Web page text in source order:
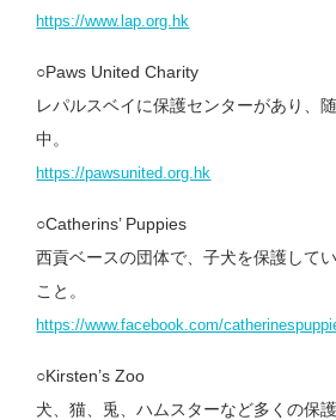
https://www.lap.org.hk
○Paws United Charity
レパルスベイに保護センターがあり、
中。
https://pawsunited.org.hk
○Catherins’ Puppies
西貢ベースの団体で、子犬を保護して
こと。
https://www.facebook.com/
○Kirsten’s Zoo
犬、猫、兎、ハムスターなど多くの保